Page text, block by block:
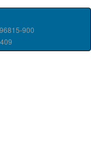
900